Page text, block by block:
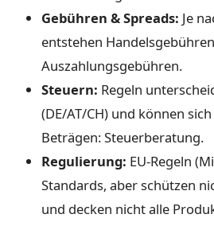
Gebühren & Spreads: Je
entstehen
Auszahlungsgebühren.
Steuern: Regeln
(DE/AT/CH) und können
Beträgen: Steuerberatung.
Regulierung: EU-Regeln
Standards, aber schützen
und decken nicht alle